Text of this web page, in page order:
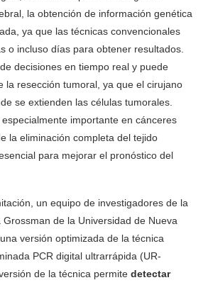
la obtención de información genética
ya que las técnicas convencionales
o incluso días para obtener resultados.
decisiones en tiempo real y puede
la resección tumoral, ya que el cirujano
se extienden las células tumorales.
importante en cánceres
la eliminación completa del tejido
para mejorar el pronóstico del
un equipo de investigadores de la
de la Universidad de Nueva
versión optimizada de la técnica
PCR digital ultrarrápida (UR-
de la técnica permite detectar